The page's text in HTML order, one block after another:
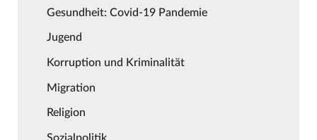
Gesundheit: Covid-19 Pandemie
Jugend
Korruption und Kriminalität
Migration
Religion